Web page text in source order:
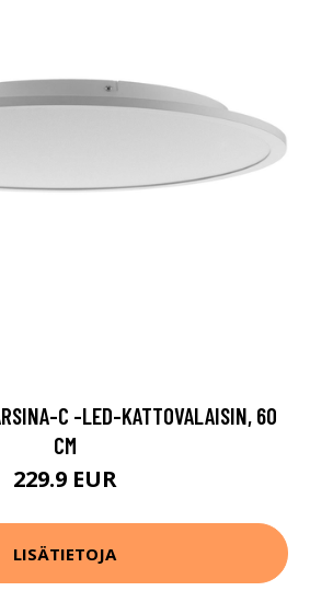
C -LED-KATTOVALAISIN, 60
CM
229.9 EUR
LISÄTIETOJA